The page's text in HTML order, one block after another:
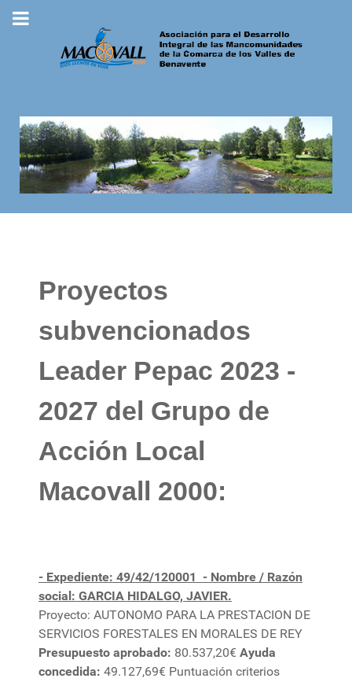
Proyectos
subvencionados
Leader Pepac 2023 -
2027 del Grupo de
Acción Local
Macovall 2000:
- Expediente: 49/42/120001 - Nombre / Razón
social: GARCIA HIDALGO, JAVIER.
Proyecto: AUTONOMO PARA LA PRESTACION DE
SERVICIOS FORESTALES EN MORALES DE REY
Presupuesto aprobado: 80.537,20€ Ayuda
concedida: 49.127,69€ Puntuación criterios